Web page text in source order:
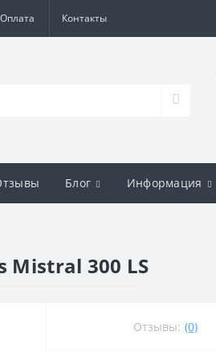
Оплата Контакты
Блог Информация
300 LS
Отзывы: (0)